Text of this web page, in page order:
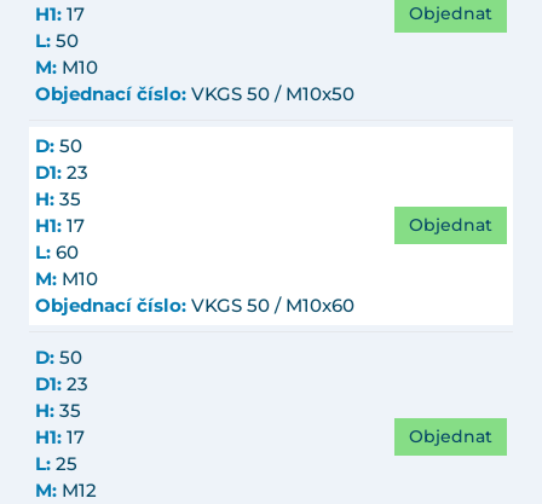
H1: 17
L: 50
M: M10
Objednací číslo: VKGS 50 / M10x50
Objednat
D: 50
D1: 23
H: 35
H1: 17
L: 60
M: M10
Objednací číslo: VKGS 50 / M10x60
Objednat
D: 50
D1: 23
H: 35
H1: 17
L: 25
M: M12
Objednat